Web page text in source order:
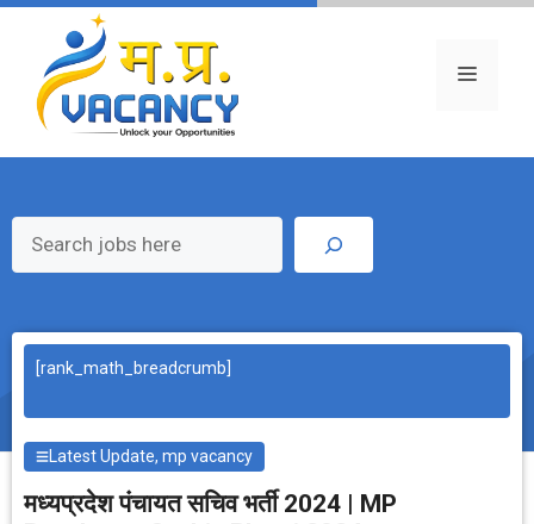
Skip
content
Menu
[rank_math_breadcrumb]
Latest Update,mp vacancy
मध्‍यप्रदेश पंचायत सचिव भर्ती 2024 | MP